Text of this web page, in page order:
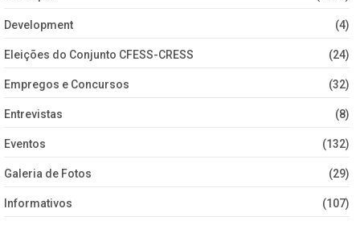
Development (4)
Eleições do Conjunto CFESS-CRESS (24)
Empregos e Concursos (32)
Entrevistas (8)
Eventos (132)
Galeria de Fotos (29)
Informativos (107)